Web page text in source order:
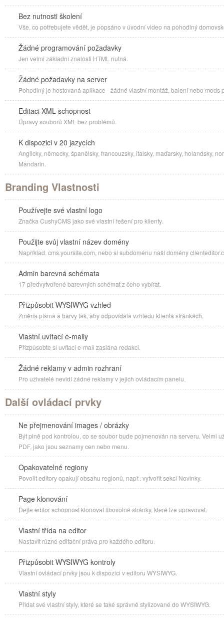
Bez nutnosti školení
Vše, co potřebujete vědět, je popsáno v úvodní video na pohodlný
Žádné programování požadavky
Jen velmi základní znalosti HTML nutná.
Žádné požadavky na server
Pohodlný je hostovaná aplikace - žádné vlastní montáž, balení nebo mods
Editaci XML schopnost
Úpravy souborů XML bez problémů.
K dispozici v 20 jazycích
Anglicky, německy, španělsky, francouzsky, italsky, maďarsky, holandsky,
Mandarin.
Branding Vlastnosti
Používejte své vlastní logo
Značka CushyCMS jako své vlastní řešení pro klienty.
Použijte svůj vlastní název domény
Například. cms.yoursite.com, nebo si subdoménu naší domény
Admin barevná schémata
17 předvytvořené barevných schémat z čeho vybírat.
Přizpůsobit WYSIWYG vzhled
Změna písma a barvy tak, aby odpovídala vzhledu klienta stránkách.
Vlastní uvítací e-maily
Přizpůsobte si uvítací e-mail zaslána redakci.
Žádné reklamy v admin rozhraní
Pro uživatelé nevidí žádné reklamy v jejich ovládacím panelu.
Další ovládací prvky
Ne přejmenování images / obrázky
Být plně pod kontrolou, co se soubor bude pojmenován na serveru. Velmi
PDF, jako jsou seznamy cen nebo menu.
Opakovatelné regiony
Povolit editory opakují obsahu regionů, např.. vytvořit sekci Novinky.
Page klonování
Dejte editor schopnost klonovat libovolné stránky, které lze upravovat.
Vlastní třída na editor
Nastavit různé editační práva pro každého editoru.
Přizpůsobit WYSIWYG kontroly
Vlastní ovládací prvky jsou k dispozici v editoru WYSIWYG.
Vlastní styly
Přidat své vlastní styly, které se také správně stylizované do WYSIWYG.